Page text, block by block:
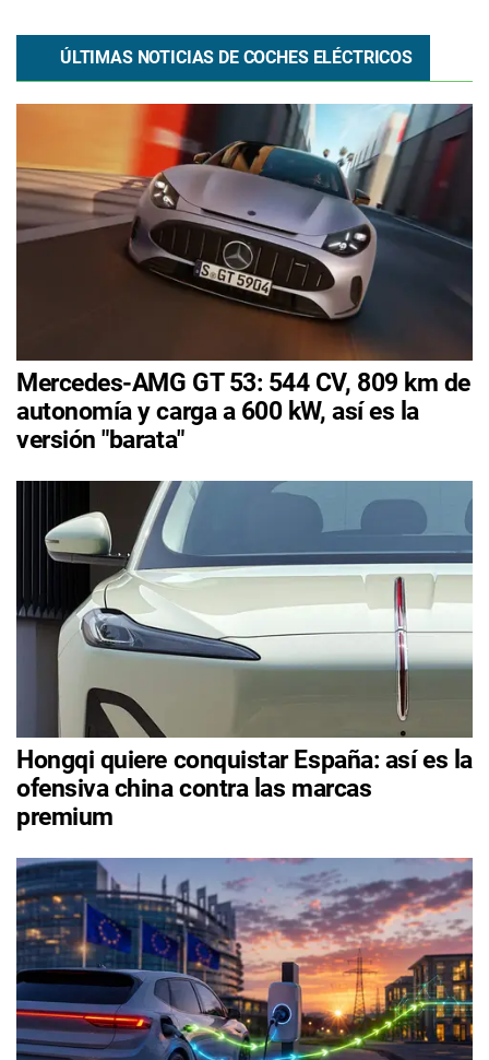
ÚLTIMAS NOTICIAS DE COCHES ELÉCTRICOS
Mercedes-AMG GT 53: 544 CV, 809 km de
autonomía y carga a 600 kW, así es la
versión "barata"
Hongqi quiere conquistar España: así es la
ofensiva china contra las marcas
premium